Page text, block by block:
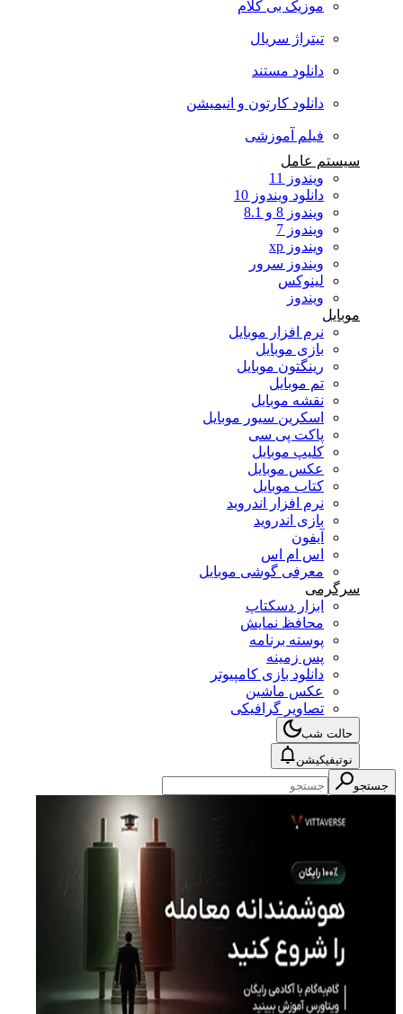
موزیک بی کلام
تیتراژ سریال
دانلود مستند
دانلود کارتون و انیمیشن
فیلم آموزشی
سیستم عامل
ویندوز 11
دانلود ویندوز 10
ویندوز 8 و 8.1
ویندوز 7
ویندوز xp
ویندوز سرور
لینوکس
ویندوز
موبایل
نرم افزار موبایل
بازی موبایل
رینگتون موبایل
تم موبایل
نقشه موبایل
اسکرین سیور موبایل
پاکت پی سی
کلیپ موبایل
عکس موبایل
کتاب موبایل
نرم افزار اندروید
بازی اندروید
آیفون
اس ام اس
معرفی گوشی موبایل
سرگرمی
ابزار دسکتاپ
محافظ نمایش
پوسته برنامه
پس زمینه
دانلود بازی کامپیوتر
عکس ماشین
تصاویر گرافیکی
حالت شب
نوتیفیکیشن
جستجو